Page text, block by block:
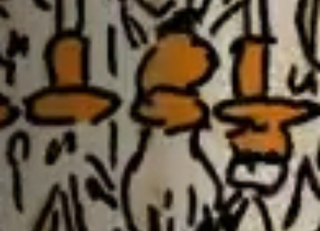
Hors-Festival
Infos pratiques
Jeune Public
Scolaire